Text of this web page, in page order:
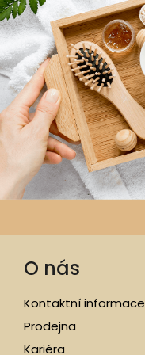
O nás
Kontaktní informace
Prodejna
Kariéra